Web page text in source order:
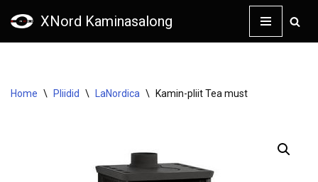
XNord Kaminasalong
Home \ Pliidid \ LaNordica \ Kamin-pliit Tea must